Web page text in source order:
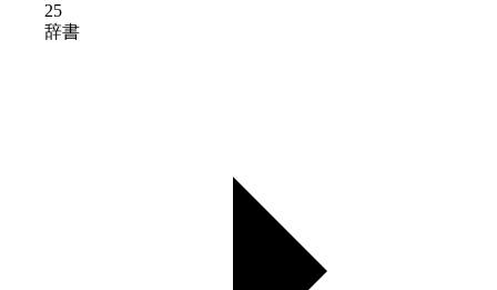
25
辞書